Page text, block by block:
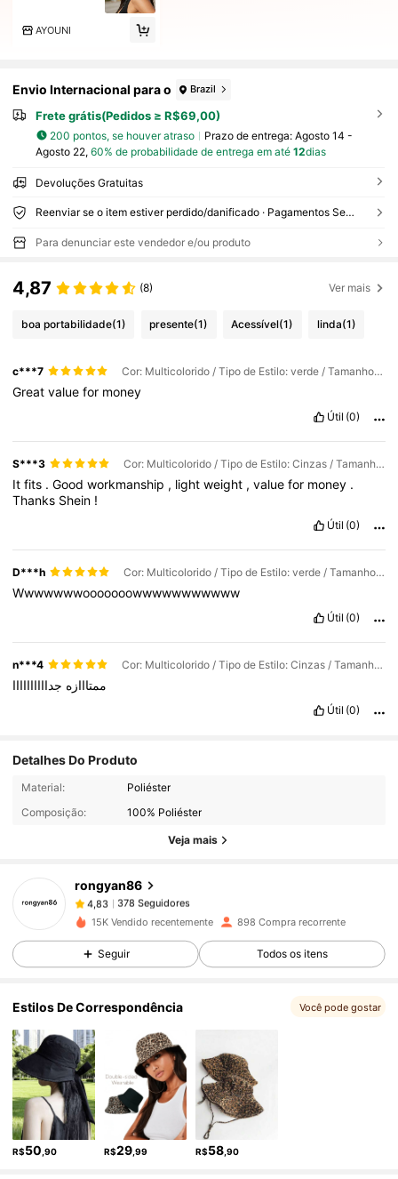
AYOUNI
Envio Internacional para o Brazil
Frete grátis(Pedidos ≥ R$69,00)
200 pontos, se houver atraso Prazo de entrega: Agosto 14 -
Agosto 22, 60% de probabilidade de entrega em até 12dias
Devoluções Gratuitas
Reenviar se o item estiver perdido/danificado · Pagamentos Seguros · Proteção de privacidade
Para denunciar este vendedor e/ou produto
4,87 (8) Ver mais
boa portabilidade(1) presente(1) Acessível(1) linda(1)
c***7 Cor: Multicolorido / Tipo de Estilo: verde / Tamanho: Tamanho Único
Greatvaluefor money
Útil (0)
S***3 Cor: Multicolorido / Tipo de Estilo: Cinzas / Tamanho: Tamanho Único
Itfits .Goodworkmanship , lightweight ,valuefor money .
Thanks Shein !
Útil (0)
D***h Cor: Multicolorido / Tipo de Estilo: verde / Tamanho: Tamanho Único
Wwwwwwwooooooowwwwwwwwwww
Útil (0)
n***4 Cor: Multicolorido / Tipo de Estilo: Cinzas / Tamanho: Tamanho Único
ممتااازه جداااااااااا
Útil (0)
Detalhes Do Produto
Material:
Poliéster
Composição:
100% Poliéster
Veja mais
rongyan86
378 Seguidores
4,83
378 Seguidores
5***0pago1 dia atrás
4,83 378 Seguidores
4,83 378 Seguidores
4,83 378 Seguidores
4,83 378 Seguidores
15K Vendido recentemente 898 Compra recorrente
Seguir Todos os itens
Estilos De Correspondência Você pode gostar
R$50 ,90 R$29 ,99 R$58,90